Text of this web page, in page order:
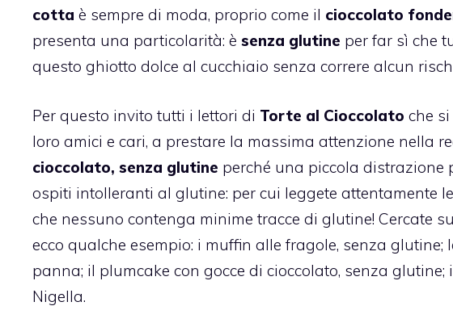
cotta è sempre di moda, proprio come il cioccolato
presenta una particolarità: è senza glutine per far sì che
questo ghiotto dolce al cucchiaio senza correre alcun
Per questo invito tutti i lettori di Torte al Cioccolato che
loro amici e cari, a prestare la massima attenzione nella
cioccolato, senza glutine perché una piccola distrazione
ospiti intolleranti al glutine: per cui leggete attentamente
che nessuno contenga minime tracce di glutine! Cercate
ecco qualche esempio: i muffin alle fragole, senza glutine;
panna; il plumcake con gocce di cioccolato, senza glutine;
Nigella.